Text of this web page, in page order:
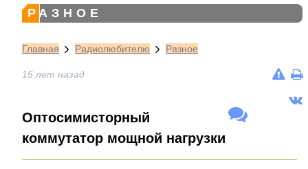
РАЗНОЕ
Главная Радиолюбителю Разное
15 лет назад
Оптосимисторный
коммутатор мощной нагрузки